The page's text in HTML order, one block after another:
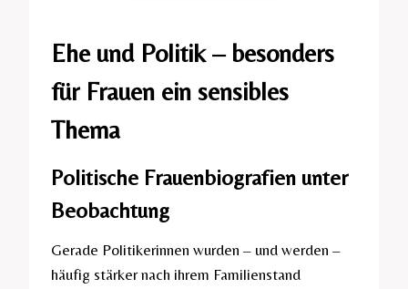
Ehe und Politik – besonders
für Frauen ein sensibles
Thema
Politische Frauenbiografien unter
Beobachtung
Gerade Politikerinnen wurden – und werden –
häufig stärker nach ihrem Familienstand